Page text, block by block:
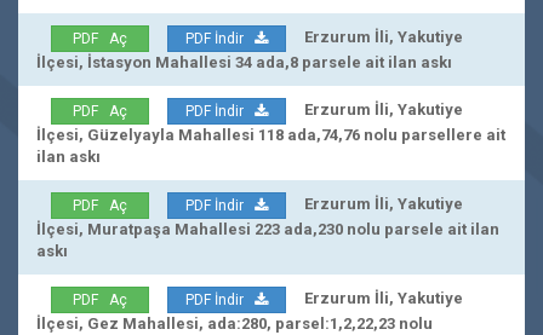
PDF Aç PDF İndir
Erzurum İli, Yakutiye
İlçesi, İstasyon Mahallesi 34 ada,8 parsele ait ilan askı
PDF Aç PDF İndir
Erzurum İli, Yakutiye
İlçesi, Güzelyayla Mahallesi 118 ada,74,76 nolu parsellere ait
ilan askı
PDF Aç PDF İndir
Erzurum İli, Yakutiye
İlçesi, Muratpaşa Mahallesi 223 ada,230 nolu parsele ait ilan
askı
PDF Aç PDF İndir
Erzurum İli, Yakutiye
İlçesi, Gez Mahallesi, ada:280, parsel:1,2,22,23 nolu